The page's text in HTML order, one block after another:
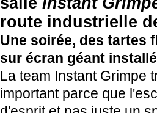
route industrielle
Une soirée, des tartes
sur écran géant
La team Instant Grimpe
important parce que